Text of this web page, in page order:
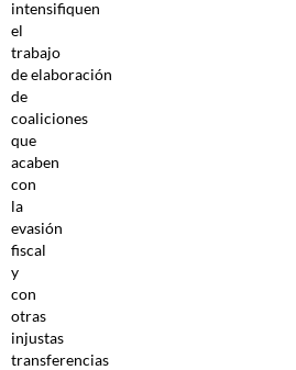
intensifiquen
el
trabajo
de elaboración
de
coaliciones
que
acaben
con
la
evasión
fiscal
y
con
otras
injustas
transferencias